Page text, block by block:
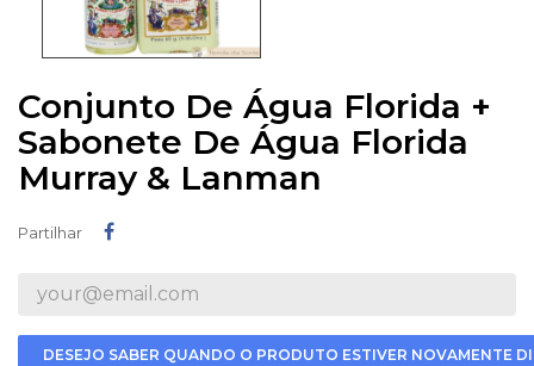
Conjunto De Água Florida +
Sabonete De Água Florida
Murray & Lanman
Partilhar
DESEJO SABER QUANDO O PRODUTO ESTIVER NOVAMENTE